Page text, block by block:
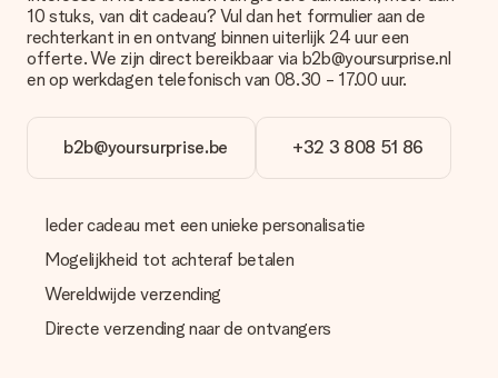
Betalen
Hoe kan ik mijn bestelling betalen?
Wij bieden de volgende betaalmethodes aan: iDeal, Paypal,
creditcard of handmatige overboeking. Hou bij handmatige
Cadeau ontvangen
We vinden het erg vervelend als je cadeau niet naar wens is
geleverd. Je kunt hiervoor contact opnemen met onze
klantenservice, zij helpen je graag bij het vinden van een
passende oplossing.
Wordt de factuur met de bestelling meegestuurd?
10 stuks, van dit cadeau? Vul dan het formulier aan de
rechterkant in en ontvang binnen uiterlijk 24 uur een
offerte. We zijn direct bereikbaar via b2b@yoursurprise.nl
en op werkdagen telefonisch van 08.30 - 17.00 uur.
b2b@yoursurprise.be +32 3 808 51 86
Ieder cadeau met een unieke personalisatie
Mogelijkheid tot achteraf betalen
Wereldwijde verzending
Directe verzending naar de ontvangers